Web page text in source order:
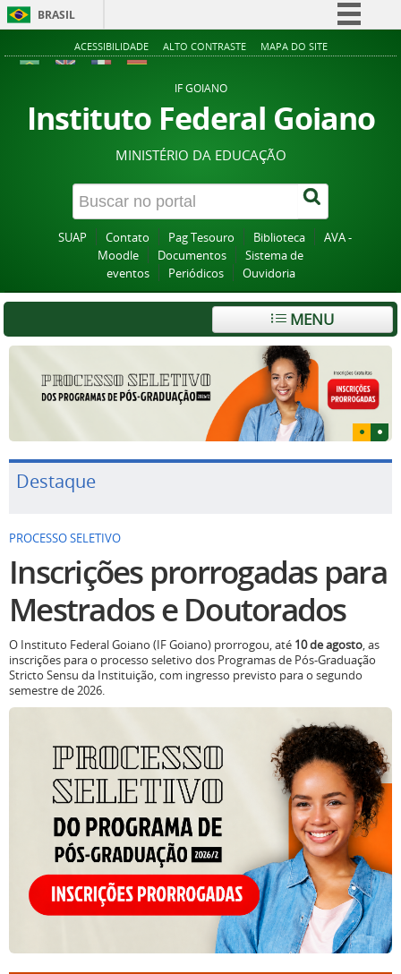
BRASIL
Simplifique!
Acesso à informação
Legislação
Canais
ACESSIBILIDADE ALTO CONTRASTE MAPA DO SITE
IF GOIANO
Instituto Federal Goiano
MINISTÉRIO DA EDUCAÇÃO
SUAP Contato Pag Tesouro Biblioteca
AVA -
Moodle
Documentos
Sistema de
eventos
Periódicos Ouvidoria
MENU
Destaque
PROCESSO SELETIVO
Inscrições prorrogadas para
Mestrados e Doutorados
O Instituto Federal Goiano (IF Goiano) prorrogou, até 10 de agosto, as
inscrições para o processo seletivo dos Programas de Pós-Graduação
Stricto Sensu da Instituição, com ingresso previsto para o segundo
semestre de 2026.